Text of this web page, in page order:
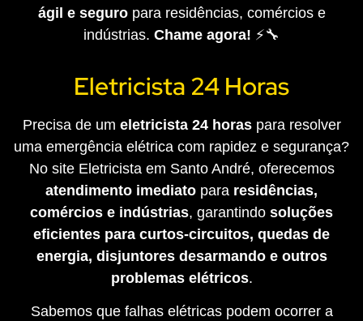
ágil e seguropara residências, comércios e
indústrias. Chame agora! ⚡🔧
Eletricista 24 Horas
Precisa de um eletricista 24 horaspara resolver
uma emergência elétrica com rapidez e segurança?
No site Eletricista em Santo André, oferecemos
atendimento imediato para residências,
comércios e indústrias, garantindo soluções
eficientes para curtos-circuitos, quedas de
energia, disjuntores desarmando e outros
problemas elétricos.
Sabemos que falhas elétricas podem ocorrer a